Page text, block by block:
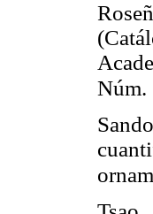
Núm.